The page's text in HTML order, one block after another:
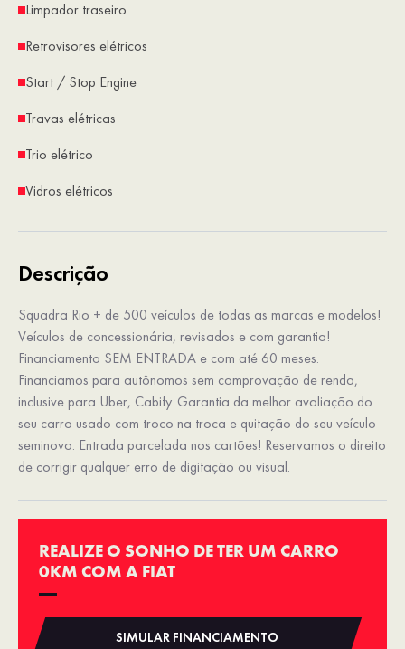
Limpador traseiro
Retrovisores elétricos
Start / Stop Engine
Travas elétricas
Trio elétrico
Vidros elétricos
Descrição
Squadra Rio + de 500 veículos de todas as marcas e modelos!
Veículos de concessionária, revisados e com garantia!
Financiamento SEM ENTRADA e com até 60 meses.
Financiamos para autônomos sem comprovação de renda,
inclusive para Uber, Cabify. Garantia da melhor avaliação do
seu carro usado com troco na troca e quitação do seu veículo
seminovo. Entrada parcelada nos cartões! Reservamos o direito
de corrigir qualquer erro de digitação ou visual.
REALIZE O SONHO DE TER UM CARRO
0KM COM A FIAT
SIMULAR FINANCIAMENTO